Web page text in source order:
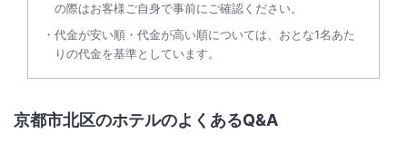
の際はお客様ご自身で事前にご確認ください。
代金が安い順・代金が高い順については、おとな1名あた
りの代金を基準としています。
京都市北区のホテルのよくあるQ&A